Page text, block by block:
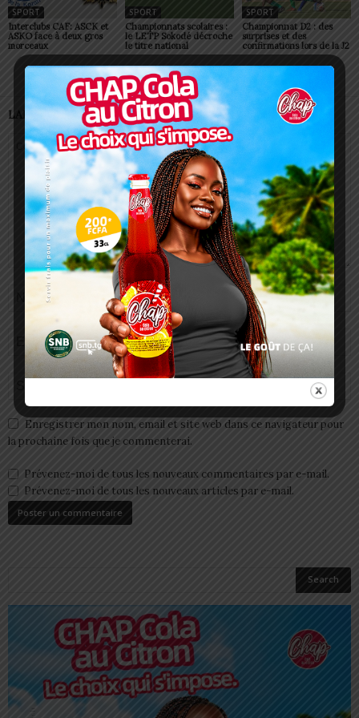
SPORT
Interclubs CAF: ASCK et
ASKO face à deux gros
morceaux
SPORT
Championnats scolaires :
le LETP Sokodé décroche
le titre national
SPORT
Championnat D2 : des
surprises et des
confirmations lors de la J2
LAISSER UN COMMENTAIRE
Enregistrer mon nom, email et site web dans ce navigateur pour
la prochaine fois que je commenterai.
Prévenez-moi de tous les nouveaux commentaires par e-mail.
Prévenez-moi de tous les nouveaux articles par e-mail.